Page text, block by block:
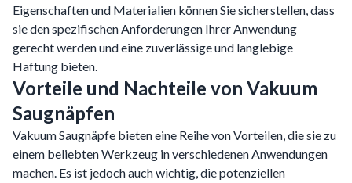
Eigenschaften und Materialien können Sie sicherstellen, dass
sie den spezifischen Anforderungen Ihrer Anwendung
gerecht werden und eine zuverlässige und langlebige
Haftung bieten.
Vorteile und Nachteile von Vakuum
Saugnäpfen
Vakuum Saugnäpfe bieten eine Reihe von Vorteilen, die sie zu
einem beliebten Werkzeug in verschiedenen Anwendungen
machen. Es ist jedoch auch wichtig, die potenziellen